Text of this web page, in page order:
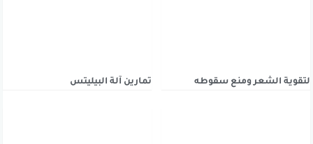
لتقوية الشعر ومنع سقوطه تمارين آلة البيليتس